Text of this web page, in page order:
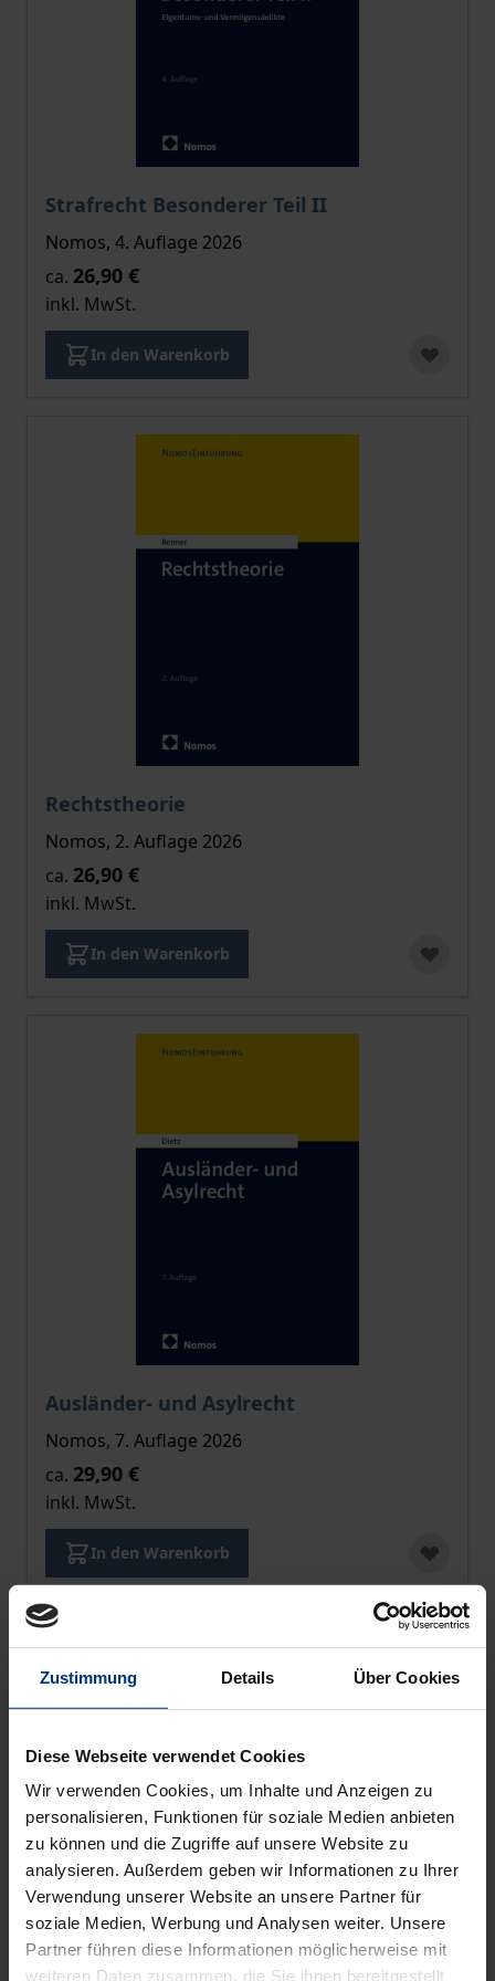
Zustimmung Details Über Cookies
Diese Webseite verwendet Cookies
Wir verwenden Cookies, um Inhalte und Anzeigen zu
personalisieren, Funktionen für soziale Medien anbieten
zu können und die Zugriffe auf unsere Website zu
analysieren. Außerdem geben wir Informationen zu Ihrer
Verwendung unserer Website an unsere Partner für
soziale Medien, Werbung und Analysen weiter. Unsere
Partner führen diese Informationen möglicherweise mit
weiteren Daten zusammen, die Sie ihnen bereitgestellt
Strafrecht Besonderer Teil II
Der Preis dieses Titels richtet sich nach der
Nomos, 4. Auflage 2026
ca. 26,90 €
inkl. MwSt.
In den Warenkorb
Rechtstheorie
Der Preis dieses Titels richtet sich nach der
Nomos, 2. Auflage 2026
ca. 26,90 €
inkl. MwSt.
In den Warenkorb
Ausländer- und Asylrecht
Der Preis dieses Titels richtet sich nach der
Nomos, 7. Auflage 2026
ca. 29,90 €
inkl. MwSt.
In den Warenkorb